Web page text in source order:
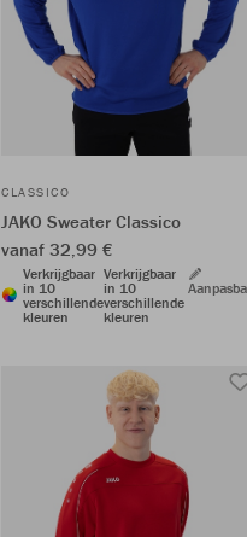
CLASSICO
JAKO Sweater Classico
vanaf 32,99 €
Verkrijgbaar
in 10
verschillende
kleuren
Verkrijgbaar
in 10
verschillende
kleuren